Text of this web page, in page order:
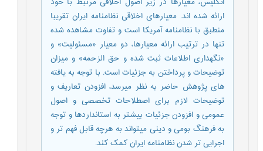
ارائه شده ‏اند. معیارهای اخلاقی نظامنامه ایران تقریبا
منطبق با نظامنامه آمریکا است و تفاوت مشاهده شده
تنها در ترتیب ارائه معیارها، دو معیار «مسئولیت» و
«نگهداری اطلاعات ثبت شده و حق الزحمه» و میزان
توضیحات و پرداختن به جزئیات است. با توجه به یافته‏
های پژوهش حاضر به نظر می‏رسد، افزودن تعاریف و
توضیحات لازم برای اصطلاحات تخصصی و اصول
عمومی و افزودن جزئیات بیشتر به استانداردها و توجه
به فرهنگ بومی و دینی می‏تواند به هرچه قابل فهم ‏تر و
اجرایی ‏تر شدن نظامنامه ایران کمک کند.